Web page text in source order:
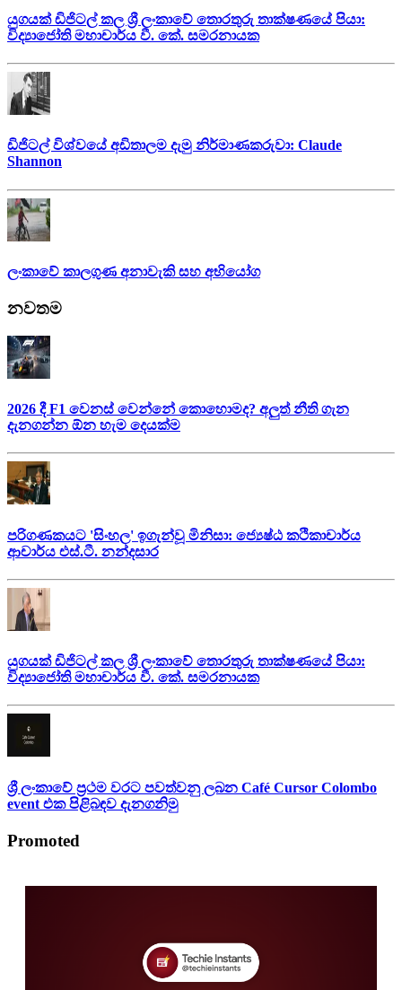
යුගයක් ඩිජිටල් කල ශ්‍රී ලංකාවේ තොරතුරු තාක්ෂණයේ පියා:
විද්‍යාජෝති මහාචාර්ය වී. කේ. සමරනායක
ඩිජිටල් විශ්වයේ අඩිතාලම දැමු නිර්මාණකරුවා: Claude
Shannon
ලංකාවේ කාලගුණ අනාවැකි සහ අභියෝග
නවතම
2026 දී F1 වෙනස් වෙන්නේ කොහොමද? අලුත් නීති ගැන
දැනගන්න ඕන හැම දෙයක්ම
පරිගණකයට 'සිංහල' ඉගැන්වූ මිනිසා: ජ්‍යෙෂ්ඨ කථිකාචාර්ය
ආචාර්ය එස්.ටී. නන්දසාර
යුගයක් ඩිජිටල් කල ශ්‍රී ලංකාවේ තොරතුරු තාක්ෂණයේ පියා:
විද්‍යාජෝති මහාචාර්ය වී. කේ. සමරනායක
ශ්‍රී ලංකාවේ ප්‍රථම වරට පවත්වනු ලබන Café Cursor Colombo
event එක පිළිබඳව දැනගනිමු
Promoted